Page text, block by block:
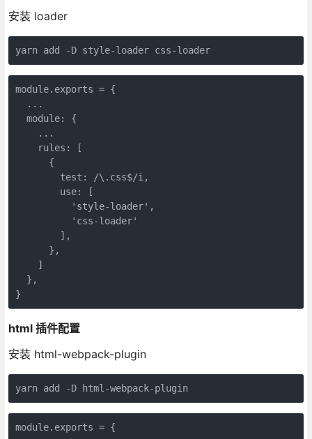
安装 loader
yarn add -D style-loader css-loader
module.exports = {
  ...
  module: {
    ...
    rules: [
      {
test : /\.css$/i ,
use: [
'style-loader' ,
'css-loader'
        ],
      },
    ]
  },
}
html 插件配置
安装 html-webpack-plugin
yarn add -D html-webpack-plugin
module.exports = {